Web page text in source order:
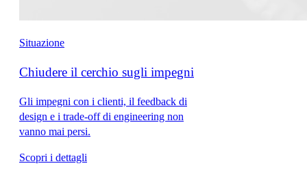
Situazione
Chiudere il cerchio sugli impegni
Gli impegni con i clienti, il feedback di
design e i trade-off di engineering non
vanno mai persi.
Scopri i dettagli